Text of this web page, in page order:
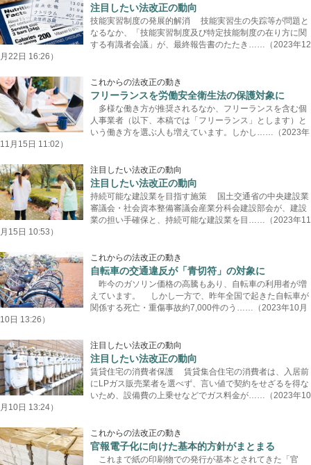
注目したい法改正の動向
技能実習制度の発展的解消 技能実習生の失踪等が問題と
なるなか、「技能実習制度及び特定技能制度の在り方に関
する有識者会議」が、最終報告書のたたき……（2023年12
月22日 16:26）
これからの法改正の動き
フリーランスを労働安全衛生法の保護対象に
多様な働き方が推奨されるなか、フリーランスを含む個
人事業者（以下、本稿では「フリーランス」とします）と
いう働き方を選ぶ人も増えています。しかし……（2023年
11月15日 11:02）
注目したい法改正の動向
注目したい法改正の動向
持続可能な建設業を目指す施策 国土交通省の中央建設業
審議会・社会資本整備審議会産業分科会建設部会が、建設
業の担い手確保と、持続可能な建設業を目……（2023年11
月15日 10:53）
これからの法改正の動き
自転車の交通違反が「青切符」の対象に
昨今のガソリン価格の高騰もあり、自転車の利用者が増
えています。 しかし一方で、昨年全国で起きた自転車が
関係する死亡・重傷事故約7,000件のう……（2023年10月
10日 13:26）
注目したい法改正の動向
注目したい法改正の動向
賃貸住宅の消費者保護 賃貸集合住宅の消費者は、入居前
にLPガス販売業者を選べず、言い値で契約をせざるを得な
いため、設備費の上乗せなどでガス料金が……（2023年10
月10日 13:24）
これからの法改正の動き
官報電子化に向けた基本的方針がまとまる
これまで紙の印刷物での発行が基本とされてきた「官